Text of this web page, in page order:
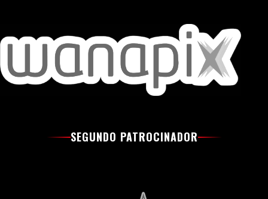
SEGUNDO PATROCINADOR